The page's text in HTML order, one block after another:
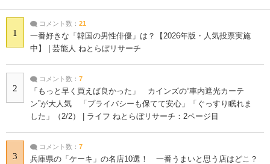
1
コメント数： 21
一番好きな「韓国の男性俳優」は？【2026年版・人気投票実施
中】 | 芸能人 ねとらぼリサーチ
2
コメント数： 7
「もっと早く買えば良かった」 カインズの“車内遮光カーテ
ン”が大人気 「プライバシーも保てて安心」「ぐっすり眠れま
した」（2/2） | ライフ ねとらぼリサーチ：2ページ目
3
コメント数： 7
兵庫県の「ケーキ」の名店10選！ 一番うまいと思う店はどこ？